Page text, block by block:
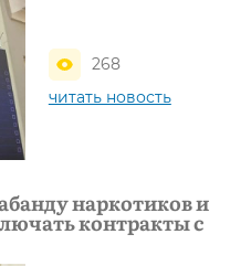
268
читать новость
наркотиков и
контракты с